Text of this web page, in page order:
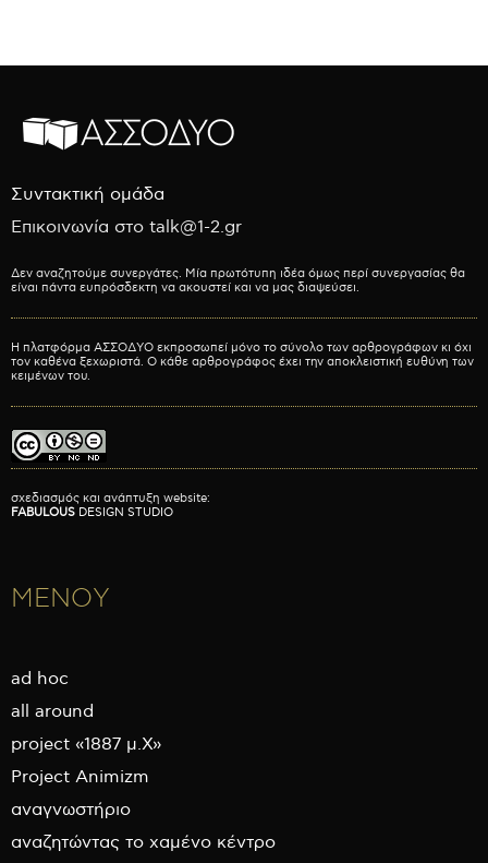
Συντακτική ομάδα
Επικοινωνία στο talk@1-2.gr
Δεν αναζητούμε συνεργάτες. Μία πρωτότυπη ιδέα όμως περί συνεργασίας θα
είναι πάντα ευπρόσδεκτη να ακουστεί και να μας διαψεύσει.
Η πλατφόρμα ΑΣΣΟΔΥΟ εκπροσωπεί μόνο το σύνολο των αρθρογράφων κι όχι
τον καθένα ξεχωριστά. Ο κάθε αρθρογράφος έχει την αποκλειστική ευθύνη των
κειμένων του.
σχεδιασμός και ανάπτυξη website:
FABULOUS DESIGN STUDIO
ΜΕΝΟΥ
ad hoc
all around
project «1887 μ.Χ»
Project Animizm
αναγνωστήριο
αναζητώντας το χαμένο κέντρο